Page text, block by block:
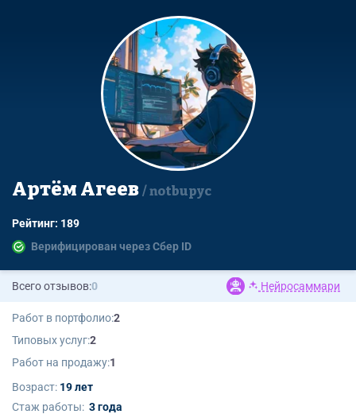
Артём Агеев notbupyc
Рейтинг: 189
Верифицирован через Сбер ID
Всего отзывов:0 Нейросаммари
Работ в портфолио:2
Типовых услуг:2
Работ на продажу:1
Возраст: 19 лет
Стаж работы: 3 года